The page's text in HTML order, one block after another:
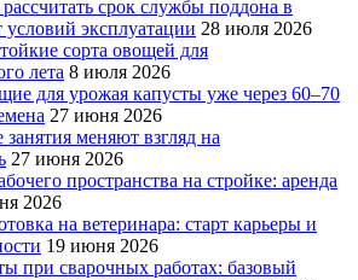
срок службы поддона в
условий эксплуатации 28 июля 2026
сорта овощей для
лета 8 июля 2026
для урожая капусты уже через 60–70
27 июня 2026
занятия меняют взгляд на
27 июня 2026
пространства на стройке: аренда
2026
на ветеринара: старт карьеры и
19 июня 2026
при сварочных работах: базовый